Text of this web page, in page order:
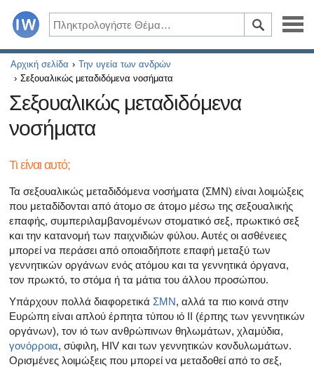
Ασθένειες
Συμπτώματα
Φάρμακα και συμπληρώματα
Υγιεινός τρόπος ζωής
Όλα τα άρθρα σχετικά με το διαβήτη και τη στυτική
Όλα τα άρθρα για τη σεξουαλική υγεία
Όλα τα άρθρα σχετικά με το διαβήτη και το ενδοκρινικό
Όλα τα άρθρα σχετικά με το πώς η καρδιά σας
Όλα τα άρθρα για το αρσενικό αναπαραγωγικό σύστημα
Όλα τα άρθρα σχετικά με την κατάθλιψη και τη στυτική
Αρχική σελίδα
Την υγεία των ανδρών
Σεξουαλικώς μεταδιδόμενα νοσήματα
Σεξουαλικώς μεταδιδόμενα
νοσήματα
Τι είναι αυτό;
Τα σεξουαλικώς μεταδιδόμενα νοσήματα (ΣΜΝ) είναι λοιμώξεις
που μεταδίδονται από άτομο σε άτομο μέσω της σεξουαλικής
επαφής, συμπεριλαμβανομένων στοματικό σεξ, πρωκτικό σεξ
και την κατανομή των παιχνιδιών φύλου. Αυτές οι ασθένειες
μπορεί να περάσει από οποιαδήποτε επαφή μεταξύ των
γεννητικών οργάνων ενός ατόμου και τα γεννητικά όργανα,
τον πρωκτό, το στόμα ή τα μάτια του άλλου προσώπου.
Υπάρχουν πολλά διαφορετικά ΣΜΝ, αλλά τα πιο κοινά στην
Ευρώπη είναι απλού έρπητα τύπου ιό II (έρπης των γεννητικών
οργάνων), τον ιό των ανθρώπινων θηλωμάτων, χλαμύδια,
γονόρροια, σύφιλη, HIV και των γεννητικών κονδυλωμάτων.
Ορισμένες λοιμώξεις που μπορεί να μεταδοθεί από το σεξ,